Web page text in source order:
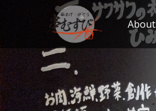
About